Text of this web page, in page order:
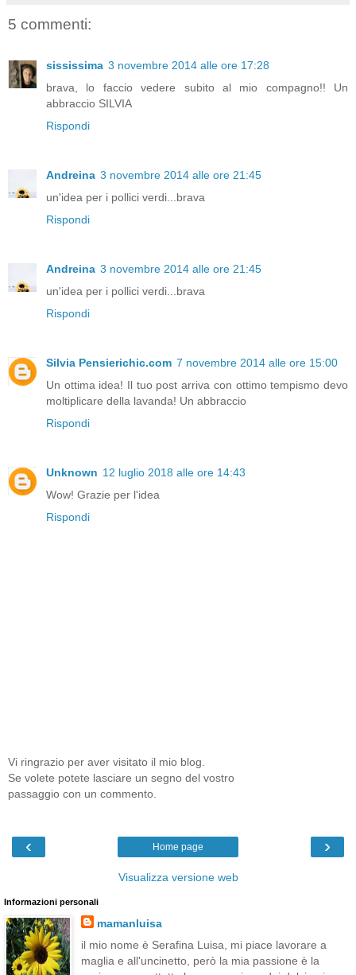
5 commenti:
sississima 3 novembre 2014 alle ore 17:28
brava, lo faccio vedere subito al mio compagno!! Un
abbraccio SILVIA
Rispondi
Andreina 3 novembre 2014 alle ore 21:45
un'idea per i pollici verdi...brava
Rispondi
Andreina 3 novembre 2014 alle ore 21:45
un'idea per i pollici verdi...brava
Rispondi
Silvia Pensierichic.com 7 novembre 2014 alle ore 15:00
Un ottima idea! Il tuo post arriva con ottimo tempismo devo
moltiplicare della lavanda! Un abbraccio
Rispondi
Unknown 12 luglio 2018 alle ore 14:43
Wow! Grazie per l'idea
Rispondi
Vi ringrazio per aver visitato il mio blog.
Se volete potete lasciare un segno del vostro
passaggio con un commento.
‹ ›
Home page
Visualizza versione web
Informazioni personali
mamanluisa
il mio nome è Serafina Luisa, mi piace lavorare a
maglia e all'uncinetto, però la mia passione è la